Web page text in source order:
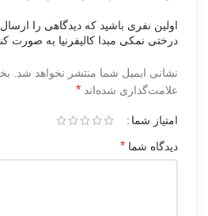
اولین نفری باشید که دیدگاهی را
درختی نمکی مبدا کالیفرنیا به صورت
نشانی ایمیل شما منتشر نخواهد شد.
علامت‌گذاری شده‌اند *
امتیاز شما
دیدگاه شما *